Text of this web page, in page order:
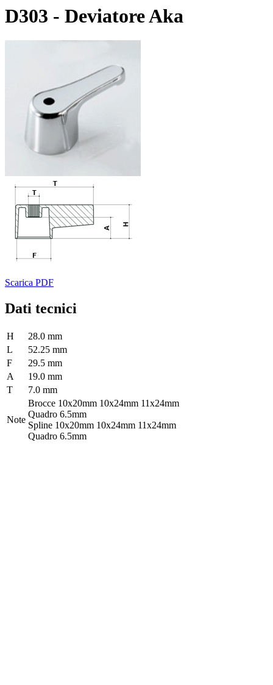
D303 - Deviatore Aka
Scarica PDF
Dati tecnici
H
28.0 mm
L
52.25 mm
F
29.5 mm
A
19.0 mm
T
7.0 mm
Note
Brocce 10x20mm 10x24mm 11x24mm
Quadro 6.5mm
Spline 10x20mm 10x24mm 11x24mm
Quadro 6.5mm